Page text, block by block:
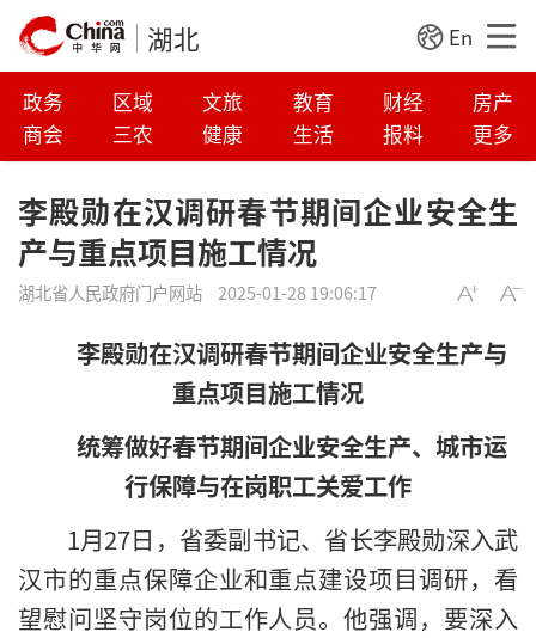
湖北 En
政务 区域 文旅 教育 财经
房产
商会
三农 健康 生活 报料 更多
李殿勋在汉调研春节期间企业安全生
产与重点项目施工情况
湖北省人民政府门户网站 2025-01-28 19:06:17
李殿勋在汉调研春节期间企业安全生产与
重点项目施工情况
统筹做好春节期间企业安全生产、城市运
行保障与在岗职工关爱工作
1月27日，省委副书记、省长李殿勋深入武
汉市的重点保障企业和重点建设项目调研，看
望慰问坚守岗位的工作人员。他强调，要深入